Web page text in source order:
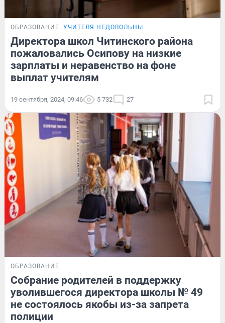
ОБРАЗОВАНИЕ УЧИТЕЛЯ НЕДОВОЛЬНЫ
Директора школ Читинского района
пожаловались Осипову на низкие
зарплаты и неравенство на фоне
выплат учителям
19 сентября, 2024, 09:46 5 732 27
ОБРАЗОВАНИЕ
Собрание родителей в поддержку
уволившегося директора школы № 49
не состоялось якобы из-за запрета
полиции